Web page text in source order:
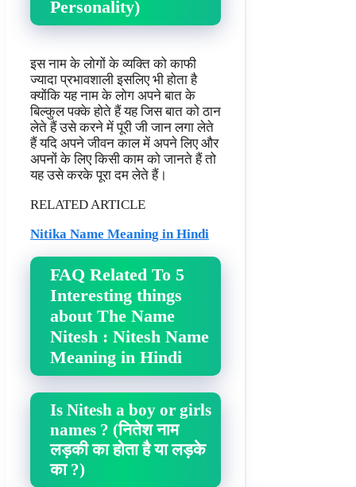
Personality)
इस नाम के लोगों के व्यक्ति को काफी
ज्यादा प्रभावशाली इसलिए भी होता है
क्योंकि यह नाम के लोग अपने बात के
बिल्कुल पक्के होते हैं यह जिस बात को ठान
लेते हैं उसे करने में पूरी जी जान लगा लेते
हैं यदि अपने जीवन काल में अपने लिए और
अपनों के लिए किसी काम को जानते हैं तो
यह उसे करके पूरा दम लेते हैं।
RELATED ARTICLE
Nitika Name Meaning in Hindi
FAQ Related To 5
Interesting things
about The Name
Nitesh : Nitesh Name
Meaning in Hindi
Is Nitesh a boy or girls
names ? (नितेश नाम
लड़की का होता है या लड़के
का ?)